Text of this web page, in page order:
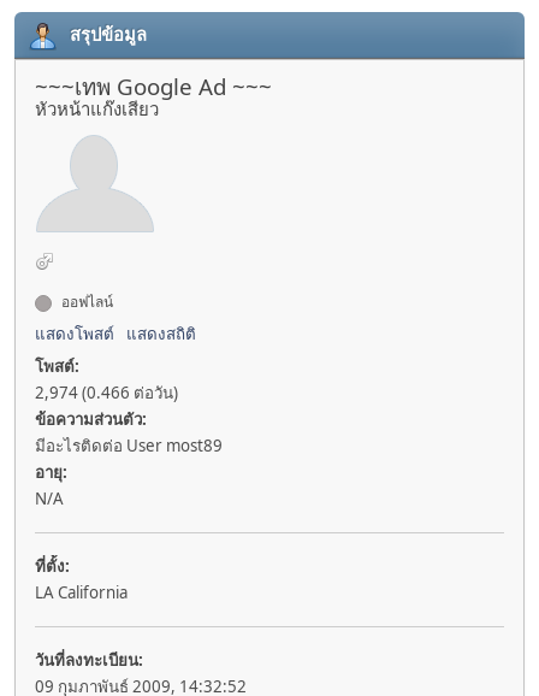
สรุปข้อมูล
~~~เทพ Google Ad ~~~
หัวหน้าแก๊งเสียว
ออฟไลน์
แสดงโพสต์
แสดงสถิติ
โพสต์:
2,974 (0.466 ต่อวัน)
ข้อความส่วนตัว:
มีอะไรติดต่อ User most89
อายุ:
N/A
ที่ตั้ง:
LA California
วันที่ลงทะเบียน:
09 กุมภาพันธ์ 2009, 14:32:52